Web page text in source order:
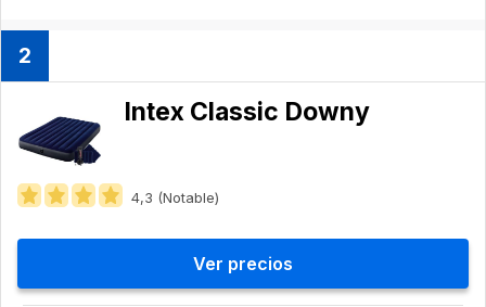
2
Intex Classic Downy
4,3 (Notable)
Ver precios